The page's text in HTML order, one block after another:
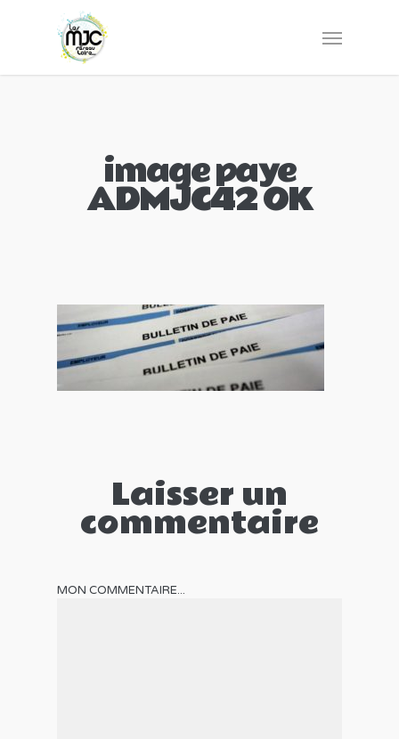
image paye
ADMJC42 OK
Laisser un
commentaire
MON COMMENTAIRE...